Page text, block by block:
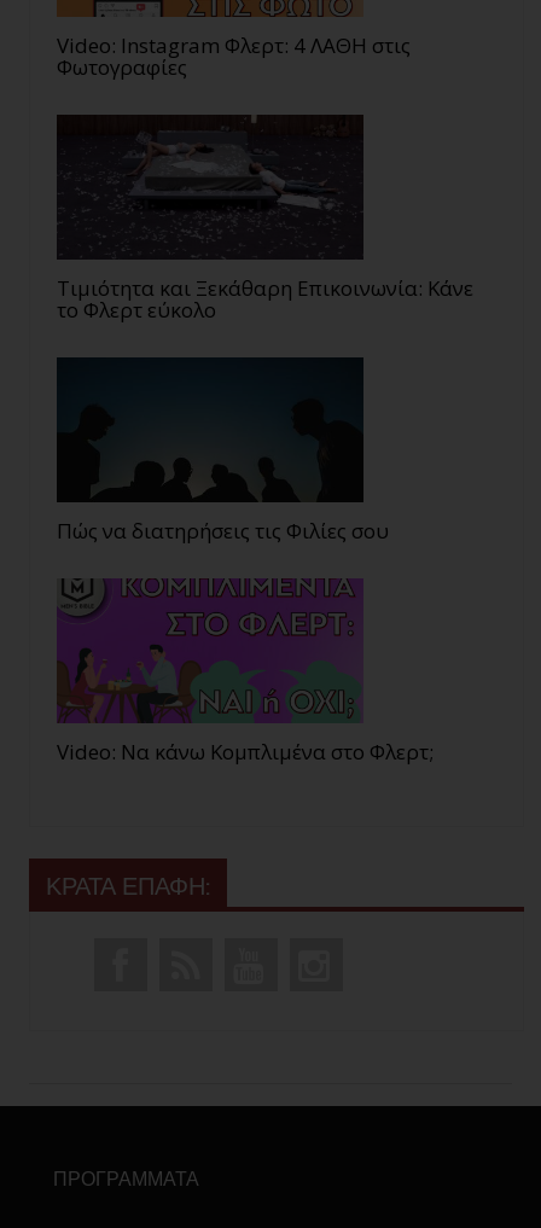
Video: Instagram Φλερτ: 4 ΛΑΘΗ στις
Φωτογραφίες
Τιμιότητα και Ξεκάθαρη Επικοινωνία: Κάνε
το Φλερτ εύκολο
Πώς να διατηρήσεις τις Φιλίες σου
Video: Να κάνω Κομπλιμένα στο Φλερτ;
ΚΡΑΤΑ ΕΠΑΦΗ:
ΠΡΟΓΡΑΜΜΑΤΑ